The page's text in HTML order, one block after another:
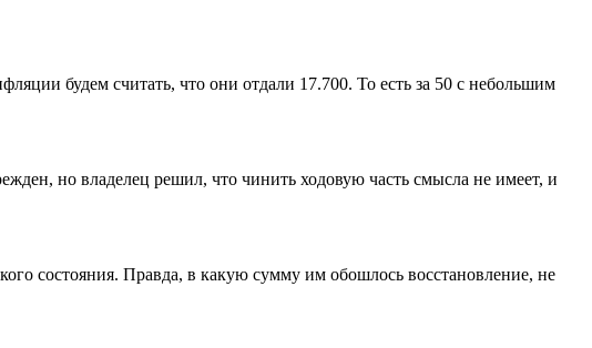
будем считать, что они отдали 17.700. То есть за 50 с небольшим
но владелец решил, что чинить ходовую часть смысла не имеет, и
состояния. Правда, в какую сумму им обошлось восстановление, не